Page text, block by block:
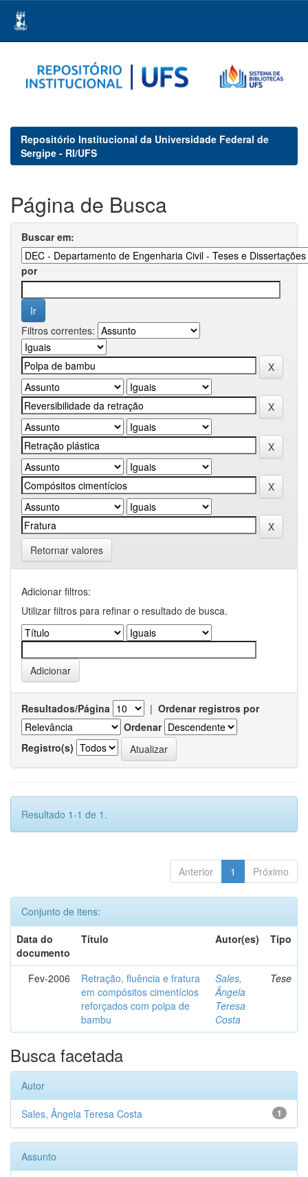
navigation
Repositório Institucional da Universidade Federal de
Sergipe - RI/UFS
Página de Busca
Buscar em:
por
Filtros correntes:
Retornar valores
Adicionar filtros:
Utilizar filtros para refinar o resultado de busca.
Resultados/Página | Ordenar registros por
Ordenar
Registro(s)
Resultado 1-1 de 1.
Anterior 1 Próximo
Conjunto de itens:
Data do
documento
Título Autor(es) Tipo
Fev-2006
Retração, fluência e fratura
em compósitos cimentícios
reforçados com polpa de
bambu
Sales,
Ângela
Teresa
Costa
Tese
Busca facetada
Autor
1
Sales, Ângela Teresa Costa
Assunto